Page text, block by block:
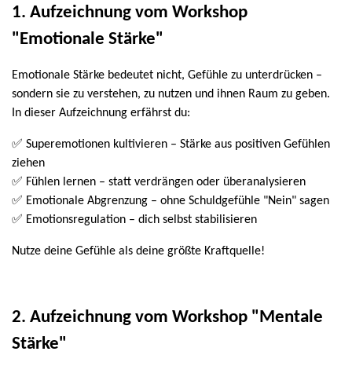
1. Aufzeichnung vom Workshop
"Emotionale Stärke"
Emotionale Stärke bedeutet nicht, Gefühle zu unterdrücken –
sondern sie zu verstehen, zu nutzen und ihnen Raum zu geben.
In dieser Aufzeichnung erfährst du:
✅ Superemotionen kultivieren – Stärke aus positiven Gefühlen
ziehen
✅ Fühlen lernen – statt verdrängen oder überanalysieren
✅ Emotionale Abgrenzung – ohne Schuldgefühle "Nein" sagen
✅ Emotionsregulation – dich selbst stabilisieren
Nutze deine Gefühle als deine größte Kraftquelle!
2. Aufzeichnung vom Workshop "Mentale
Stärke"